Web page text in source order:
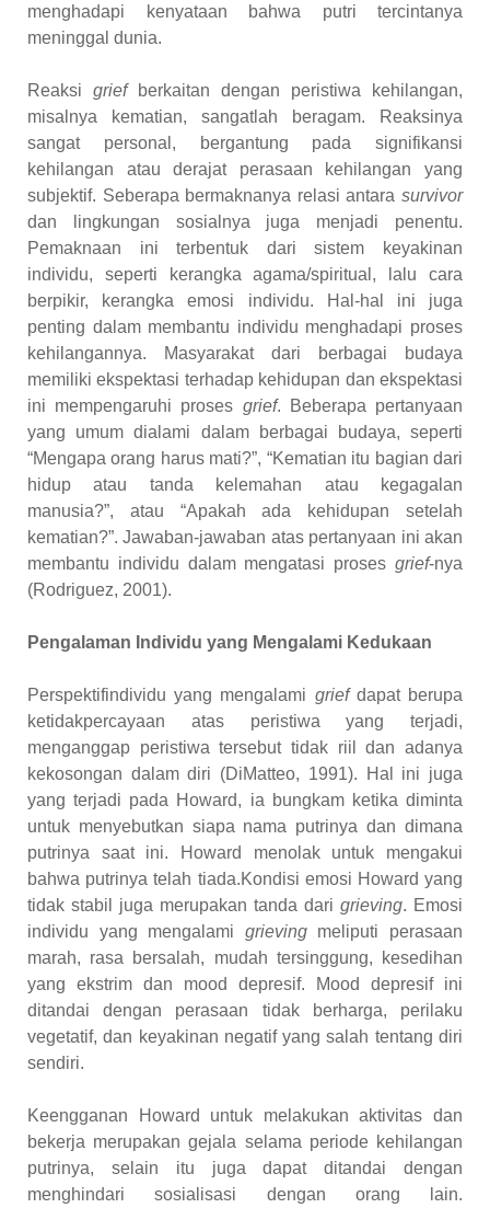
menghadapi kenyataan bahwa putri tercintanya
meninggal dunia.
Reaksi griefberkaitan dengan peristiwa kehilangan,
misalnya kematian, sangatlah beragam. Reaksinya
sangat personal, bergantung pada signifikansi
kehilangan atau derajat perasaan kehilangan yang
subjektif. Seberapa bermaknanya relasi antara survivor
dan lingkungan sosialnya juga menjadi penentu.
Pemaknaan ini terbentuk dari sistem keyakinan
individu, seperti kerangka agama/spiritual, lalu cara
berpikir, kerangka emosi individu. Hal-hal ini juga
penting dalam membantu individu menghadapi proses
kehilangannya. Masyarakat dari berbagai budaya
memiliki ekspektasi terhadap kehidupan dan ekspektasi
ini mempengaruhi proses grief. Beberapa pertanyaan
yang umum dialami dalam berbagai budaya, seperti
“Mengapa orang harus mati?”, “Kematian itu bagian dari
hidup atau tanda kelemahan atau kegagalan
manusia?”, atau “Apakah ada kehidupan setelah
kematian?”. Jawaban-jawaban atas pertanyaan ini akan
membantu individu dalam mengatasi proses grief-nya
(Rodriguez, 2001).
Pengalaman Individu yang Mengalami Kedukaan
Perspektifindividu yang mengalami griefdapat berupa
ketidakpercayaan atas peristiwa yang terjadi,
menganggap peristiwa tersebut tidak riil dan adanya
kekosongan dalam diri (DiMatteo, 1991). Hal ini juga
yang terjadi pada Howard, ia bungkam ketika diminta
untuk menyebutkan siapa nama putrinya dan dimana
putrinya saat ini. Howard menolak untuk mengakui
bahwa putrinya telah tiada.Kondisi emosi Howard yang
tidak stabil juga merupakan tanda dari grieving. Emosi
individu yang mengalami grievingmeliputi perasaan
marah, rasa bersalah, mudah tersinggung, kesedihan
yang ekstrim dan mood depresif. Mood depresif ini
ditandai dengan perasaan tidak berharga, perilaku
vegetatif, dan keyakinan negatif yang salah tentang diri
sendiri.
Keengganan Howard untuk melakukan aktivitas dan
bekerja merupakan gejala selama periode kehilangan
putrinya, selain itu juga dapat ditandai dengan
menghindari sosialisasi dengan orang lain.